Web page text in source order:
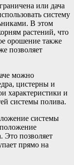
или дача
систему
В этом
растений, что
орошение также
позволяет
можно
цистерны и
характеристики и
системы полива.
системы
Это позволяет
прямо на